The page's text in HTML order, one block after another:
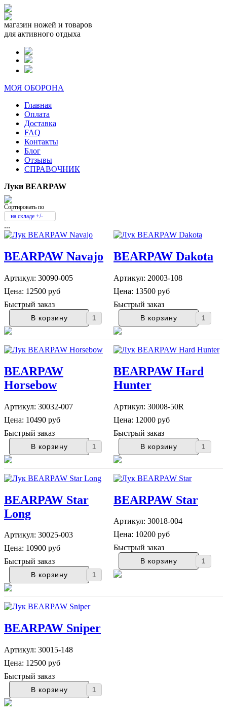
магазин ножей и товаров
для активного отдыха
МОЯ ОБОРОНА
Главная
Оплата
Доставка
FAQ
Контакты
Блог
Отзывы
СПРАВОЧНИК
Луки BEARPAW
Сортировать по
на складе +/-
...
BEARPAW Navajo
Артикул: 30090-005
Цена: 12500 руб
Быстрый заказ
BEARPAW Dakota
Артикул: 20003-108
Цена: 13500 руб
Быстрый заказ
BEARPAW
Horsebow
Артикул: 30032-007
Цена: 10490 руб
Быстрый заказ
BEARPAW Hard
Hunter
Артикул: 30008-50R
Цена: 12000 руб
Быстрый заказ
BEARPAW Star
Long
Артикул: 30025-003
Цена: 10900 руб
Быстрый заказ
BEARPAW Star
Артикул: 30018-004
Цена: 10200 руб
Быстрый заказ
BEARPAW Sniper
Артикул: 30015-148
Цена: 12500 руб
Быстрый заказ